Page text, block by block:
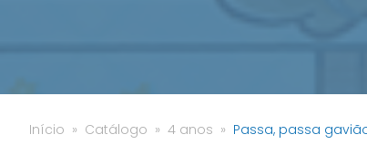
Início Catálogo 4 anos Passa, passa